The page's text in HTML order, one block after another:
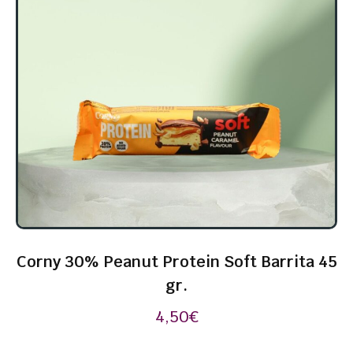
Corny 30% Peanut Protein Soft Barrita 45
gr.
4,50€